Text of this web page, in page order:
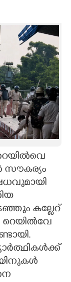
സൗകര്യം
കല്ലേറ്
റെയിൽവേ